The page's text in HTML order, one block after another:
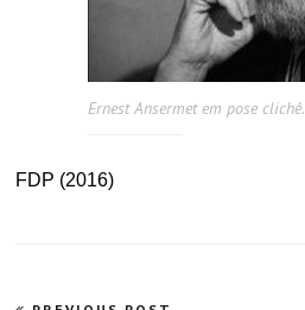
Ernest Ansermet em pose clichê.
FDP (2016)